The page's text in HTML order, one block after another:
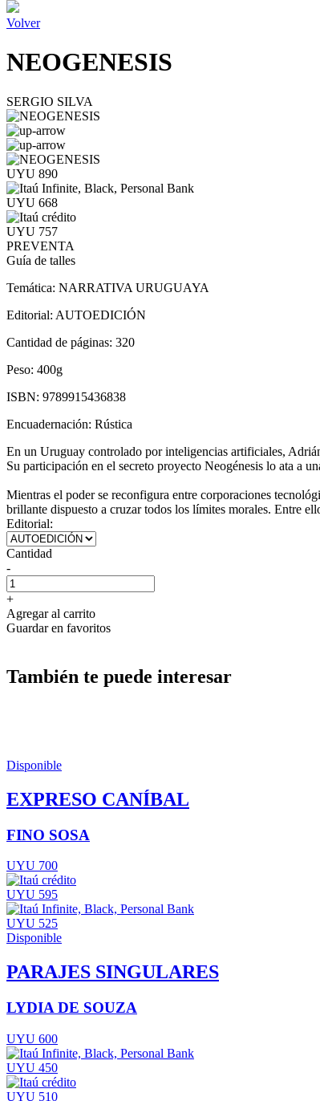
Volver
NEOGENESIS
SERGIO SILVA
UYU 890
UYU 668
UYU 757
PREVENTA
Guía de talles
Temática: NARRATIVA URUGUAYA
Editorial: AUTOEDICIÓN
Cantidad de páginas: 320
Peso: 400g
ISBN: 9789915436838
Encuadernación: Rústica
En un Uruguay controlado por inteligencias artificiales,
Su participación en el secreto proyecto Neogénesis lo ata a
Mientras el poder se reconfigura entre corporaciones
brillante dispuesto a cruzar todos los límites morales. Entre
Editorial:
Cantidad
-
+
Agregar al carrito
Guardar en favoritos
También te puede interesar
Disponible
EXPRESO CANÍBAL
FINO SOSA
UYU 700
UYU 595
UYU 525
Disponible
PARAJES SINGULARES
LYDIA DE SOUZA
UYU 600
UYU 450
UYU 510